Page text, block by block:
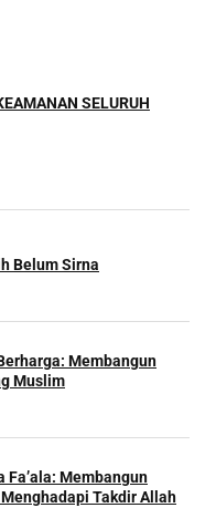
SELURUH
Belum Sirna
Membangun
Muslim
Fa’ala: Membangun
Takdir Allah